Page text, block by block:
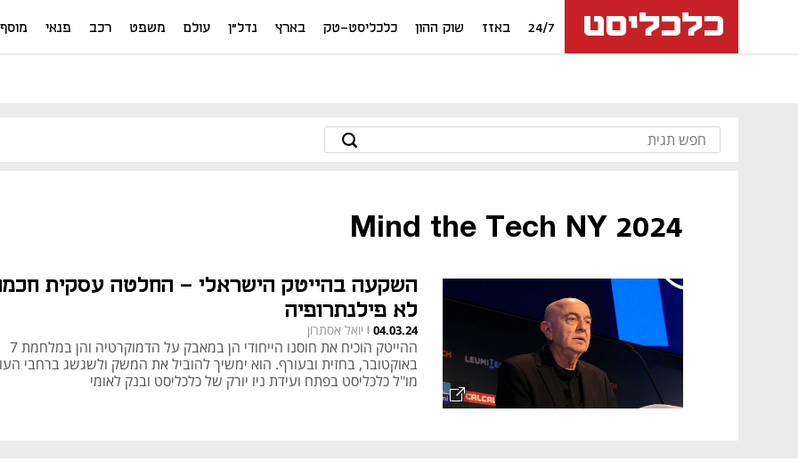
24/7 באזז שוק ההון כלכליסט-טק בארץ נדל"ן עולם משפט רכב פנאי מוסף
Mind the Tech NY 2024
השקעה בהייטק הישראלי - החלטה עסקית
לא פילנתרופיה
04.03.24
| יואל אסתרון
ההייטק הוכיח את חוסנו הייחודי הן במאבק על הדמוקרטיה והן במלחמת 7
באוקטובר, בחזית ובעורף. הוא ימשיך להוביל את המשק ולשגשג ברחבי
מו"ל כלכליסט בפתח ועידת ניו יורק של כלכליסט ובנק לאומי